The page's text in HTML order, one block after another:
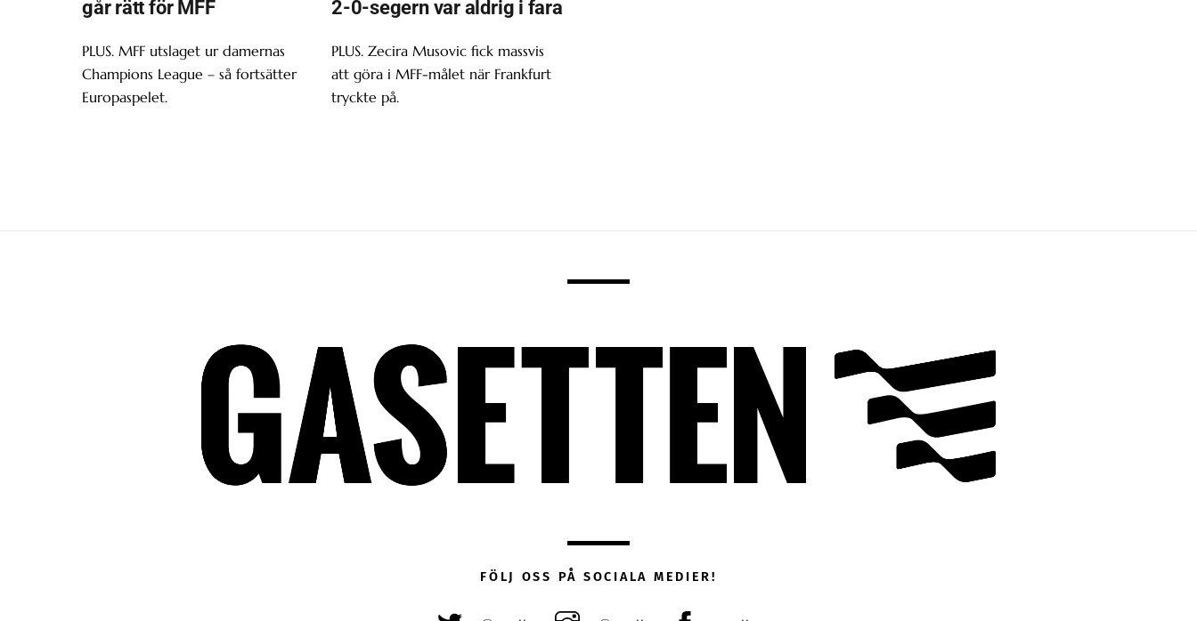
går rätt för MFF
PLUS. MFF utslaget ur damernas
Champions League – så fortsätter
Europaspelet.
2-0-segern var aldrig i fara
PLUS. Zecira Musovic fick massvis
att göra i MFF-målet när Frankfurt
tryckte på.
FÖLJ OSS PÅ SOCIALA MEDIER!